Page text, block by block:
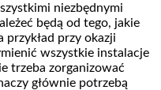
niezbędnymi
będą od tego, jakie
przykład przy okazji
wszystkie instalacje
trzeba zorganizować
głównie potrzebą